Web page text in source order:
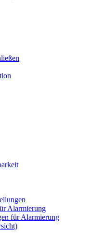
Alarmierung
für Alarmierung